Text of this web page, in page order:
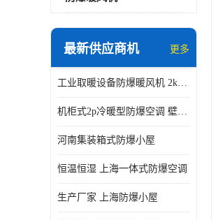
最新供应商机 更多
工业取暖设备防爆暖风机 2kw-30kw 壁挂式、立式
机柜式2p冷暖型防爆空调 壁挂式防爆空调 定制厂家
河南集装箱式防爆小屋
恒温恒湿 上海一体式防爆空调
生产厂家 上海防爆小屋